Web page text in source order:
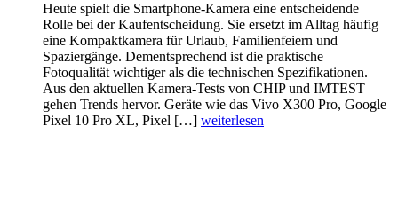
Heute spielt die Smartphone-Kamera eine entscheidende
Rolle bei der Kaufentscheidung. Sie ersetzt im Alltag häufig
eine Kompaktkamera für Urlaub, Familienfeiern und
Spaziergänge. Dementsprechend ist die praktische
Fotoqualität wichtiger als die technischen Spezifikationen.
Aus den aktuellen Kamera-Tests von CHIP und IMTEST
gehen Trends hervor. Geräte wie das Vivo X300 Pro, Google
Pixel 10 Pro XL, Pixel […] weiterlesen